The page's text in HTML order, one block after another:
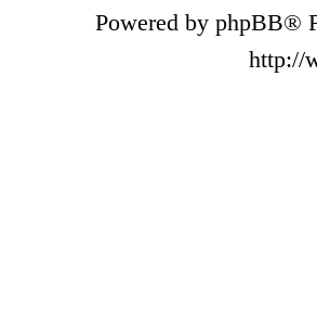
Powered by phpBB®
http://